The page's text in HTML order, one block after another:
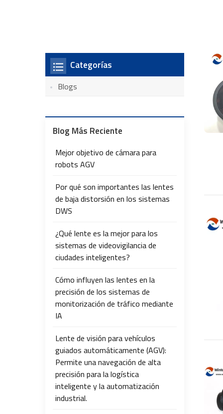
Categorías
Blogs
Blog Más Reciente
Mejor objetivo de cámara para
robots AGV
Por qué son importantes las lentes
de baja distorsión en los sistemas
DWS
¿Qué lente es la mejor para los
sistemas de videovigilancia de
ciudades inteligentes?
Cómo influyen las lentes en la
precisión de los sistemas de
monitorización de tráfico mediante
IA
Lente de visión para vehículos
guiados automáticamente (AGV):
Permite una navegación de alta
precisión para la logística
inteligente y la automatización
industrial.